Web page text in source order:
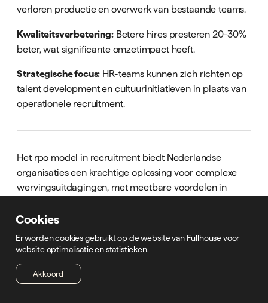
Cookies
Er worden cookies gebruikt op de website van Fullhouse voor
website optimalisatie en statistieken.
Akkoord
verloren productie en overwerk van bestaande teams.
Kwaliteitsverbetering:Betere hires presteren 20-30%
beter, wat significante omzetimpact heeft.
Strategische focus: HR-teams kunnen zich richten op
talent development en cultuurinitiatieven in plaats van
operationele recruitment.
Het rpo model in recruitment biedt Nederlandse
organisaties een krachtige oplossing voor complexe
wervingsuitdagingen, met meetbare voordelen in
techniek, bouw, logistiek of productie, een strategische
fundamenteel transformeren.Fullhouse
jarenlange sector expertise met innovatieve
recruitment methodologieën om op maat gemaakte